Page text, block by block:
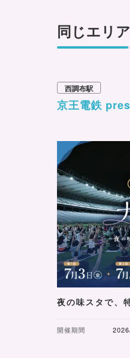
同じエリ
西調布駅
京王電鉄
夜の味スタで、
開催期間